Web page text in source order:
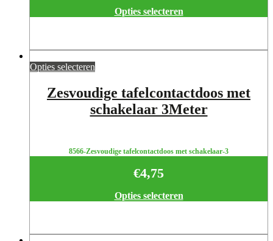
Opties selecteren
Opties selecteren
Zesvoudige tafelcontactdoos met
schakelaar 3Meter
8566-Zesvoudige tafelcontactdoos met schakelaar-3
€4,75
Opties selecteren